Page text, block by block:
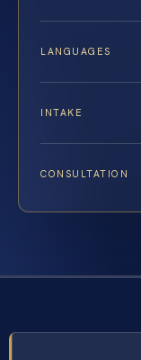
LANGUAGES
INTAKE
CONSULTATION